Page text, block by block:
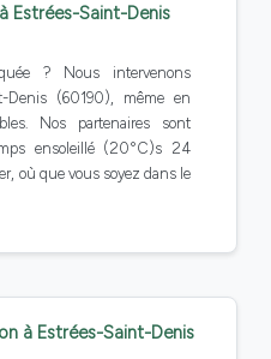
Estrées-Saint-Denis
? Nous intervenons
Denis (60190), même en
Nos partenaires sont
ensoleillé (20°C)s 24
où que vous soyez dans le
à Estrées-Saint-Denis